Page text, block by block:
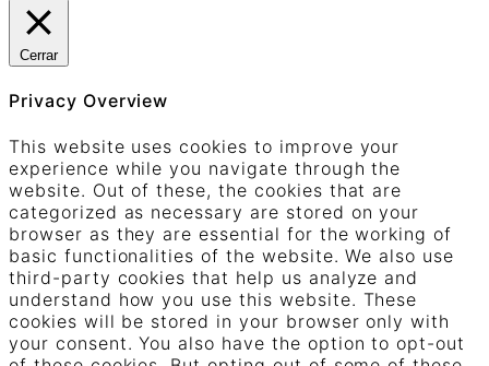
Cerrar
Privacy Overview
This website uses cookies to improve your
experience while you navigate through the
website. Out of these, the cookies that are
categorized as necessary are stored on your
browser as they are essential for the working of
basic functionalities of the website. We also use
third-party cookies that help us analyze and
understand how you use this website. These
cookies will be stored in your browser only with
your consent. You also have the option to opt-out